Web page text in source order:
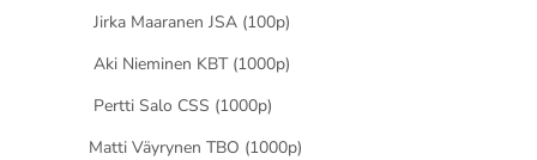
Jirka Maaranen JSA (100p)
Aki Nieminen KBT (1000p)
Pertti Salo CSS (1000p)
Matti Väyrynen TBO (1000p)